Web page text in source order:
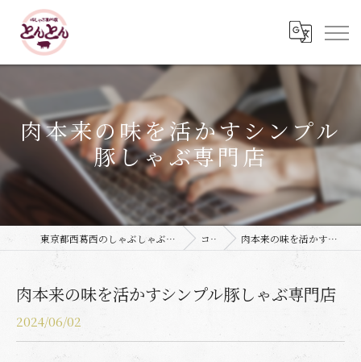
肉本来の味を活かすシンプル
豚しゃぶ専門店
東京都西葛西のしゃぶしゃぶなら豚しゃぶ専門店 とんとん コラム 肉本来の味を活かすシンプル豚しゃぶ専門店
肉本来の味を活かすシンプル豚しゃぶ専門店
2024/06/02